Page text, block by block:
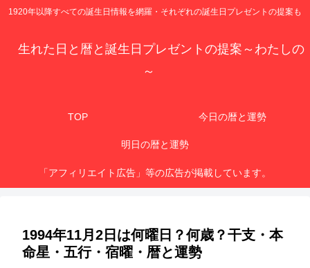
1920年以降すべての誕生日情報を網羅・それぞれの誕生日プレゼントの提案も
生れた日と暦と誕生日プレゼントの提案～わたしの
～
TOP 今日の暦と運勢
明日の暦と運勢
「アフィリエイト広告」等の広告が掲載しています。
1994年11月2日は何曜日？何歳？干支・本
命星・五行・宿曜・暦と運勢